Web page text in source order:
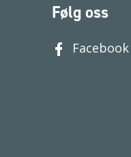
Følg oss
Facebook